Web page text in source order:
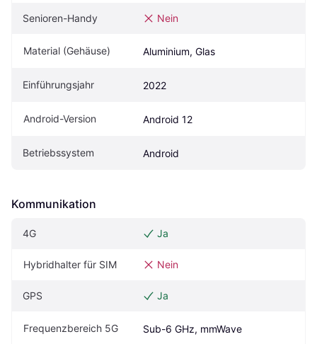
Senioren-Handy Nein
Material (Gehäuse) Aluminium, Glas
Einführungsjahr 2022
Android-Version Android 12
Betriebssystem Android
Kommunikation
4G Ja
Hybridhalter für SIM Nein
GPS Ja
Frequenzbereich 5G Sub-6 GHz, mmWave